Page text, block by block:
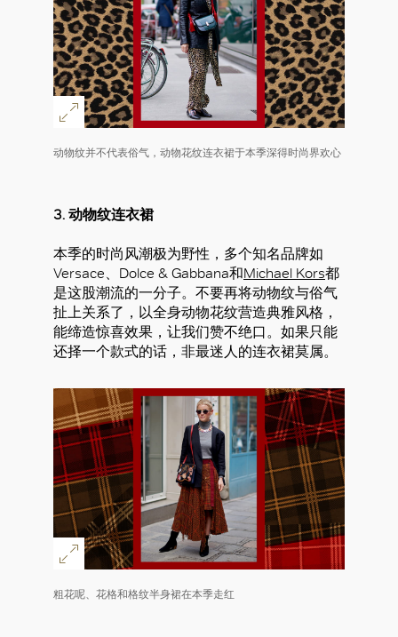
动物纹并不代表俗气，动物花纹连衣裙于本季深得时尚界欢心
3. 动物纹连衣裙
本季的时尚风潮极为野性，多个知名品牌如
Versace、Dolce & Gabbana和Michael Kors都
是这股潮流的一分子。不要再将动物纹与俗气
扯上关系了，以全身动物花纹营造典雅风格，
能缔造惊喜效果，让我们赞不绝口。如果只能
还择一个款式的话，非最迷人的连衣裙莫属。
粗花呢、花格和格纹半身裙在本季走红
好